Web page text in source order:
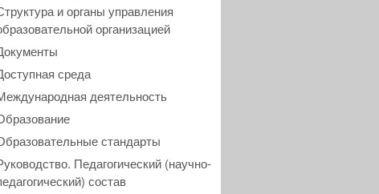
и органы управления
организацией
среда
деятельность
стандарты
Педагогический (научно-
состав